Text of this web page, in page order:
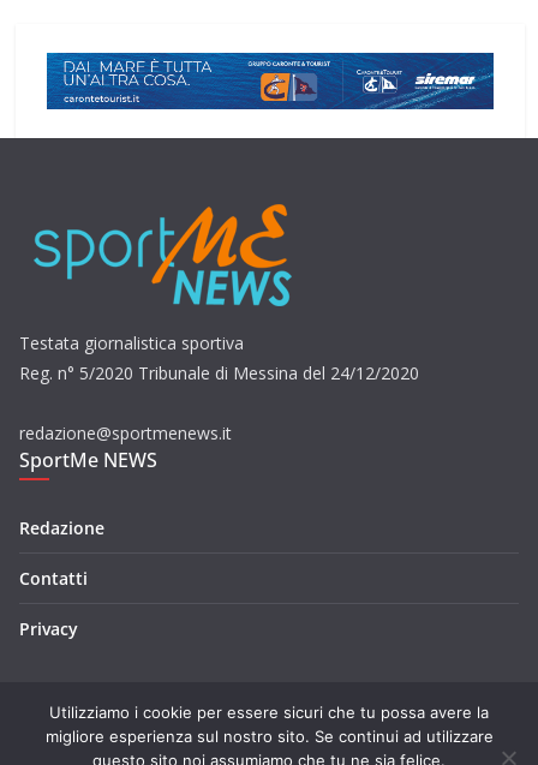
Testata giornalistica sportiva
Reg. n° 5/2020 Tribunale di Messina del 24/12/2020
redazione@sportmenews.it
SportMe NEWS
Redazione
Contatti
Privacy
Utilizziamo i cookie per essere sicuri che tu possa avere la
migliore esperienza sul nostro sito. Se continui ad utilizzare
questo sito noi assumiamo che tu ne sia felice.